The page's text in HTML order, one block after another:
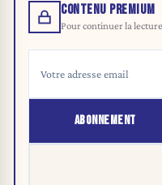
CONTENU PREMIUM
Pour continuer la
ABONNEMENT